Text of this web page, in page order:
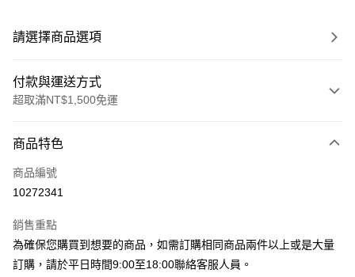
請選擇商品選項
付款與運送方式
超取滿NT$1,500免運
信用卡一次付款
超商取貨付款
Apple Pay
街口支付
商品特色
商品編號
10272341
銷售重點
為確保您購買到想要的商品，如需訂購相同商品兩件以上或是大量
訂購，請於平日時間9:00至18:00聯絡客服人員。